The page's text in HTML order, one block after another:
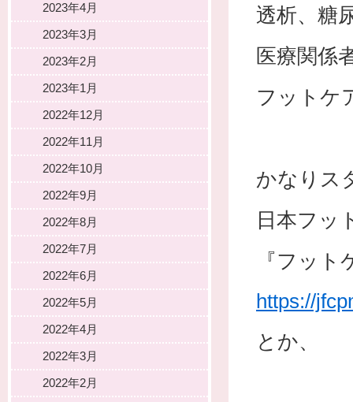
透析、糖
医療関係
フットケ
かなりス
日本フッ
『フッ
https://
とか、
2023年4月
2023年3月
2023年2月
2023年1月
2022年12月
2022年11月
2022年10月
2022年9月
2022年8月
2022年7月
2022年6月
2022年5月
2022年4月
2022年3月
2022年2月